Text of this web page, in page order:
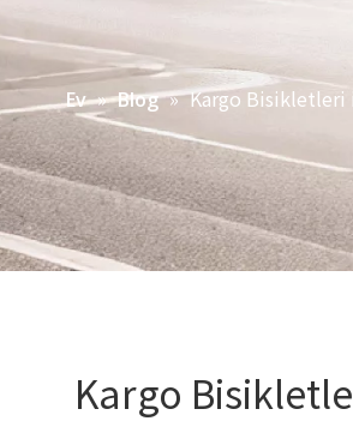
Ev » Blog » Kargo Bisikletleri
Kargo